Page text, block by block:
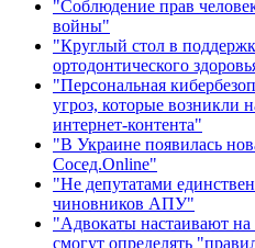
"Соблюдение прав
войны"
"Круглый стол в
ортодонтического
"Персональная
угроз, которые возникли
интернет-контента"
"В Украине появилась
Сосед.Online"
"Не депутатами
чиновников АПУ"
"Адвокаты настаивают на
смогут определять